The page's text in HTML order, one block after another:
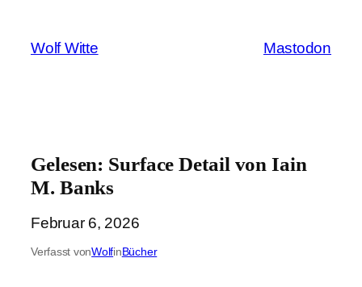
springen
Wolf Witte Mastodon
Gelesen: Surface Detail von Iain
M. Banks
Februar 6, 2026
Verfasst vonWolfinBücher